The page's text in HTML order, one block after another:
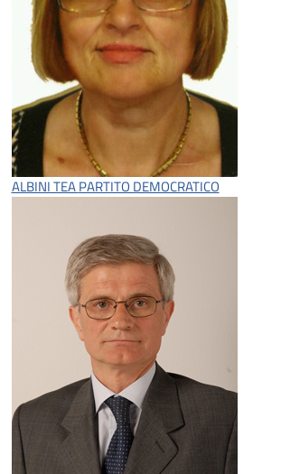
ALBINI TEAPARTITO DEMOCRATICO